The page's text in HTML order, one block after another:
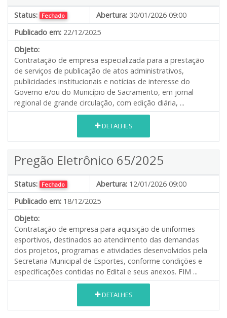
Status: Fechado Abertura: 30/01/2026 09:00
Publicado em: 22/12/2025
Objeto:
Contratação de empresa especializada para a prestação
de serviços de publicação de atos administrativos,
publicidades institucionais e notícias de interesse do
Governo e/ou do Município de Sacramento, em jornal
regional de grande circulação, com edição diária, ...
DETALHES
Pregão Eletrônico 65/2025
Status: Fechado Abertura: 12/01/2026 09:00
Publicado em: 18/12/2025
Objeto:
Contratação de empresa para aquisição de uniformes
esportivos, destinados ao atendimento das demandas
dos projetos, programas e atividades desenvolvidos pela
Secretaria Municipal de Esportes, conforme condições e
especificações contidas no Edital e seus anexos. FIM ...
DETALHES